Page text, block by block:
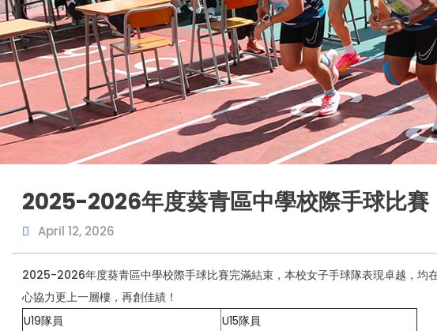
2025-2026年度葵青區中學校際手球比賽
April 12, 2026
2025-2026年度葵青區中學校際手球比賽完滿結束，本校女子手球隊表現卓越，均
心協力更上一層樓，再創佳績！
U19隊員
U15隊員